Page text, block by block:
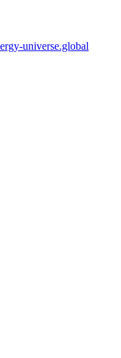
universe.global